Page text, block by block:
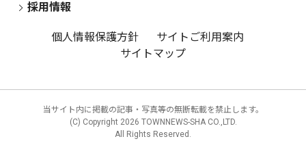
採用情報
個人情報保護方針
サイトご利用案内
サイトマップ
当サイト内に掲載の記事・写真等の無断転載を禁止します。
(C) Copyright 2026 TOWNNEWS-SHA CO.,LTD.
All Rights Reserved.